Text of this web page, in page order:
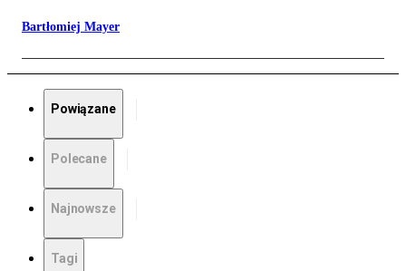
Bartłomiej Mayer
Powiązane
Polecane
Najnowsze
Tagi